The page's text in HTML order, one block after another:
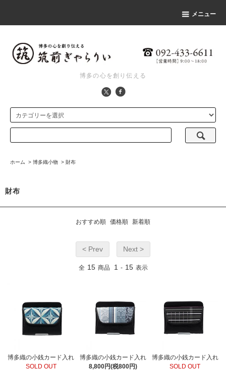
メニュー
博多の心を創り伝える
ホーム > 博多織小物 > 財布
財布
おすすめ順 価格順 新着順
< Prev Next >
全 15 商品 1 - 15 表示
博多織の小銭カード入れ
SOLD OUT
博多織の小銭カード入れ
8,800円(税800円)
博多織の小銭カード入れ
SOLD OUT